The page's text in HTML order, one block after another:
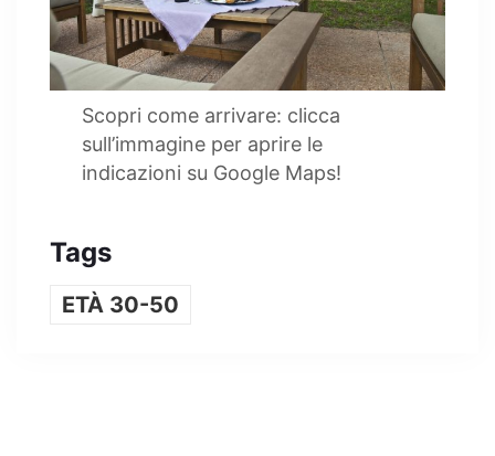
Scopri come arrivare: clicca
sull’immagine per aprire le
indicazioni su Google Maps!
Tags
ETÀ 30-50